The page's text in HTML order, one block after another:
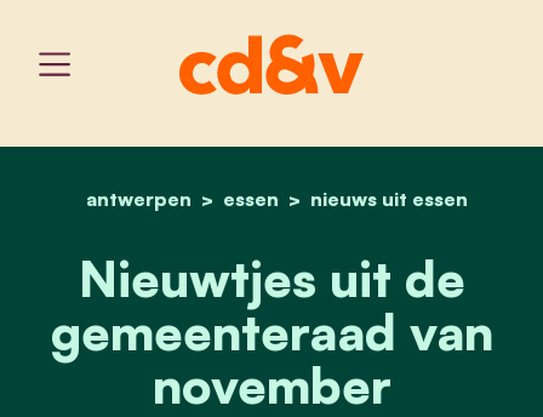
home
antwerpen essen nieuws uit essen
nieuwtjes uit de
Nieuwtjes uit de
gemeenteraad van
november